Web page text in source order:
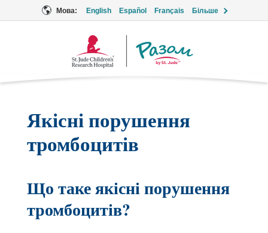
Мова: English Español Français Більше
Логотип
Якісні порушення
тромбоцитів
Що таке якісні порушення
тромбоцитів?